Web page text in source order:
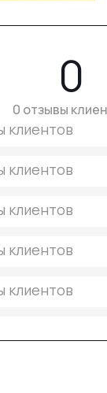
0
0 отзывы
клиентов
клиентов
клиентов
клиентов
клиентов